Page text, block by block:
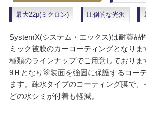
最大22μ(ミクロン) 圧倒的な光沢
SystemX(システム・エックス)は耐薬品
ミック被膜のカーコーティングとなり
種類のラインナップでご用意しておりま
9Ｈとなり塗装面を強固に保護するコー
ます。疎水タイプのコーティング膜で
どの水シミが付着も軽減。